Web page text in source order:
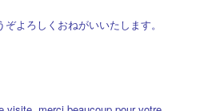
よろしくおねがいいたします。